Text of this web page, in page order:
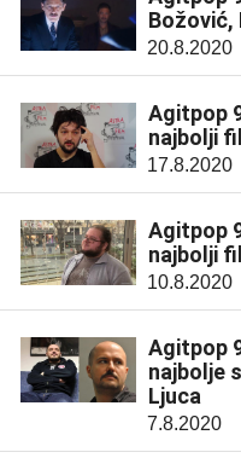
Božović,
20.8.2020
Agitpop
najbolji
17.8.2020
Agitpop
najbolji
10.8.2020
Agitpop
najbolje
Ljuca
7.8.2020